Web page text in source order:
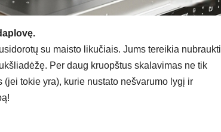
su maisto likučiais. Jums tereikia nubraukti
Per daug kruopštus skalavimas ne tik
tokie yra), kurie nustato nešvarumo lygį ir